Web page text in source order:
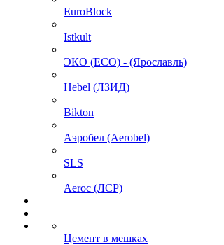
EuroBlock
Istkult
ЭКО (ECO) - (Ярославль)
Hebel (ЛЗИД)
Bikton
Аэробел (Aerobel)
SLS
Aeroc (ЛСР)
Цемент в мешках